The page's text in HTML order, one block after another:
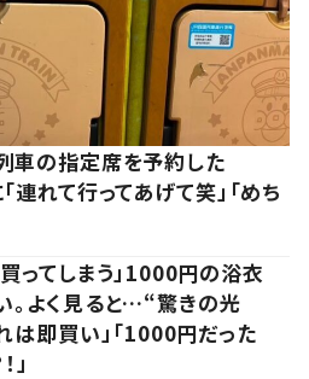
車の指定席を予約した
れて行ってあげて笑」「めち
買ってしまう」1000円の浴衣
。よく見ると…“驚きの光
は即買い」「1000円だった
」